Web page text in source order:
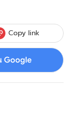
Copy link
Google